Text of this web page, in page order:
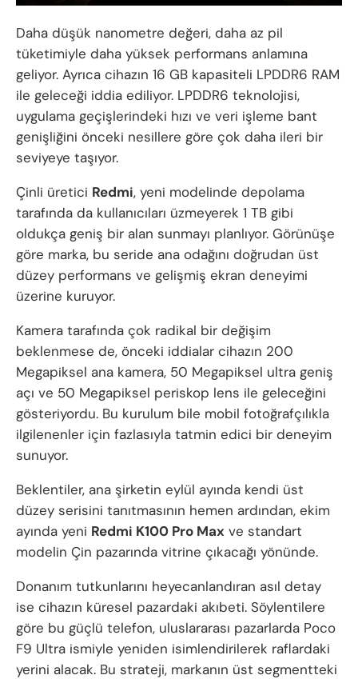
Daha düşük nanometre değeri, daha az pil
tüketimiyle daha yüksek performans anlamına
geliyor. Ayrıca cihazın 16 GB kapasiteli LPDDR6 RAM
ile geleceği iddia ediliyor. LPDDR6 teknolojisi,
uygulama geçişlerindeki hızı ve veri işleme bant
genişliğini önceki nesillere göre çok daha ileri bir
seviyeye taşıyor.
Çinli üretici Redmi, yeni modelinde depolama
tarafında da kullanıcıları üzmeyerek 1 TB gibi
oldukça geniş bir alan sunmayı planlıyor. Görünüşe
göre marka, bu seride ana odağını doğrudan üst
düzey performans ve gelişmiş ekran deneyimi
üzerine kuruyor.
Kamera tarafında çok radikal bir değişim
beklenmese de, önceki iddialar cihazın 200
Megapiksel ana kamera, 50 Megapiksel ultra geniş
açı ve 50 Megapiksel periskop lens ile geleceğini
gösteriyordu. Bu kurulum bile mobil fotoğrafçılıkla
ilgilenenler için fazlasıyla tatmin edici bir deneyim
sunuyor.
Beklentiler, ana şirketin eylül ayında kendi üst
düzey serisini tanıtmasının hemen ardından, ekim
ayında yeni Redmi K100 Pro Max ve standart
modelin Çin pazarında vitrine çıkacağı yönünde.
Donanım tutkunlarını heyecanlandıran asıl detay
ise cihazın küresel pazardaki akıbeti. Söylentilere
göre bu güçlü telefon, uluslararası pazarlarda Poco
F9 Ultra ismiyle yeniden isimlendirilerek raflardaki
yerini alacak. Bu strateji, markanın üst segmentteki